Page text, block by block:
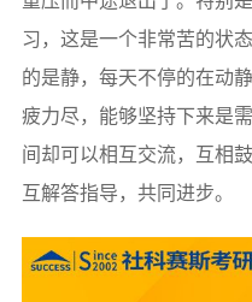
习，这是一个非常苦的状
的是静，每天不停的在动
疲力尽，能够坚持下来是
间却可以相互交流，互相
互解答指导，共同进步。